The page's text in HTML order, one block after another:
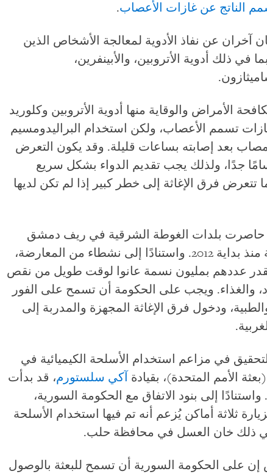
الناتج عن غازات الأعصاب.
آخران عن نفاذ الأدوية لمعالجة الأشخاص الذين
ذلك أدوية الأتروبين، والأبينفرين،
الأمراض والوقاية منها أدوية الأتروبين وكلوريد
تسمم الأعصاب، ولكن استخدام البراليدومسيم
بعد إصابته بساعات قليلة. وقد يكون التعرض
جدًا، ولذلك يجب تقديم الدواء بشكل سريع
فرق الإغاثة إلى خطر كبير إذا لم تكن لديها
حاصرت بلدات الغوطة الشرقية في ريف دمشق
التي تسيطر عليها المعارضة منذ بداية 2012. واستنادًا إلى نشطاء من المعارضة،
عددهم بمليون نسمة عانوا لوقت طويل من نقص
والغذاء. ويجب على الحكومة أن تسمح على الفور
ودخول فرق الإغاثة المجهزة والمدربة إلى
في مزاعم استخدام الأسلحة الكيميائية في
الأمم المتحدة)، بقيادة آكي سلستورم، قد بدأت
آب. واستنادًا إلى بنود الاتفاق مع الحكومة السورية،
ثلاثة أماكن يُزعم أنه تم فيها استخدام الأسلحة
في ذلك خان العسل في محافظة حلب.
على الحكومة السورية أن تسمح للبعثة بالوصول